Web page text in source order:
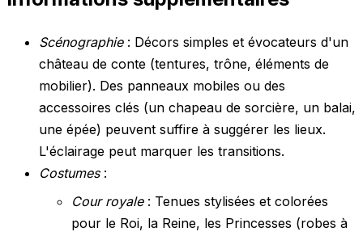
Scénographie: Décors simples et évocateurs d'un
château de conte (tentures, trône, éléments de
mobilier). Des panneaux mobiles ou des
accessoires clés (un chapeau de sorcière, un balai,
une épée) peuvent suffire à suggérer les lieux.
L'éclairage peut marquer les transitions.
Costumes:
Cour royale: Tenues stylisées et colorées
pour le Roi, la Reine, les Princesses (robes à